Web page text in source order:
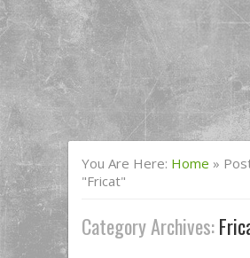
You Are Here: Home »
"fricat"
Category Archives: